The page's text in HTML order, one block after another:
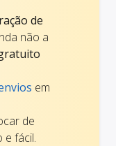
de
não a
em
de
fácil.